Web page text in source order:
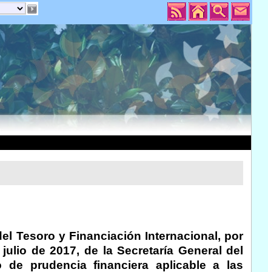
Tesoro y Financiación Internacional, por
de 2017, de la Secretaría General del
prudencia financiera aplicable a las